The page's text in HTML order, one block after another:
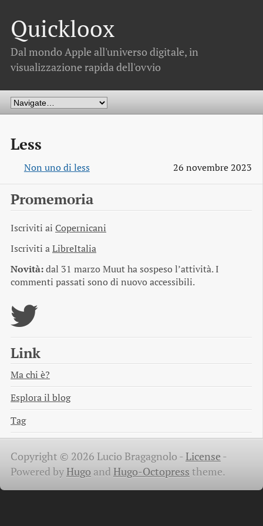
Quickloox
Dal mondo Apple all'universo digitale, in
visualizzazione rapida dell'ovvio
Less
Non uno di less 26 novembre 2023
Promemoria
Iscriviti ai Copernicani
Iscriviti aLibreItalia
Novità:dal 31 marzo Muut ha sospeso l’attività. I
commenti passati sono di nuovo accessibili.
Link
Ma chi è?
Esplora il blog
Tag
Copyright © 2026 Lucio Bragagnolo -License -
Powered byHugo and Hugo-Octopress theme.